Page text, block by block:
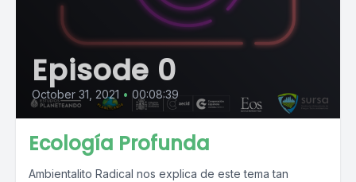
Episode 0
October 31, 2021 • 00:08:39
Ecología Profunda
Ambientalito Radical nos explica de este tema tan